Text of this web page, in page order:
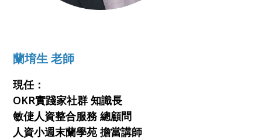
蘭堉生 老師
現任：
OKR實踐家社群 知識長
敏倢人資整合服務 總顧問
人資小週末蘭學苑 擔當講師